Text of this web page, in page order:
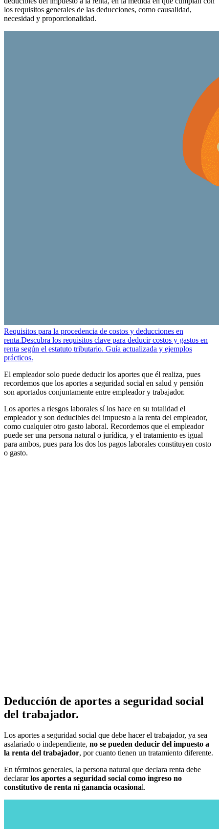
los requisitos generales de las deducciones, como causalidad,
necesidad y proporcionalidad.
Requisitos para la procedencia de costos y deducciones en
renta.Descubra los requisitos clave para deducir costos y gastos en
renta según el estatuto tributario. Guía actualizada y ejemplos
prácticos.
El empleador solo puede deducir los aportes que él realiza, pues
recordemos que los aportes a seguridad social en salud y pensión
son aportados conjuntamente entre empleador y trabajador.
Los aportes a riesgos laborales sí los hace en su totalidad el
empleador y son deducibles del impuesto a la renta del empleador,
como cualquier otro gasto laboral. Recordemos que el empleador
puede ser una persona natural o jurídica, y el tratamiento es igual
para ambos, pues para los dos los pagos laborales constituyen costo
o gasto.
Deducción de aportes a seguridad social
del trabajador.
Los aportes a seguridad social que debe hacer el trabajador, ya sea
asalariado o independiente, no se pueden deducir del impuesto a
la renta del trabajador, por cuanto tienen un tratamiento diferente.
En términos generales, la persona natural que declara renta debe
declararlos aportes a seguridad social como ingreso no
constitutivo de renta ni ganancia ocasional.